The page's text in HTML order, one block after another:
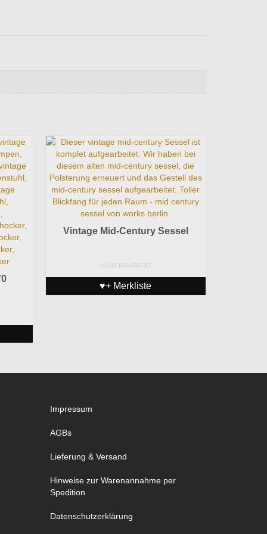
Vintage Mid-Century Sessel
NICHT BEWERTET
♥+ Merkliste
Impressum
AGBs
Lieferung & Versand
Hinweise zur Warenannahme per
Spedition
Datenschutzerklärung